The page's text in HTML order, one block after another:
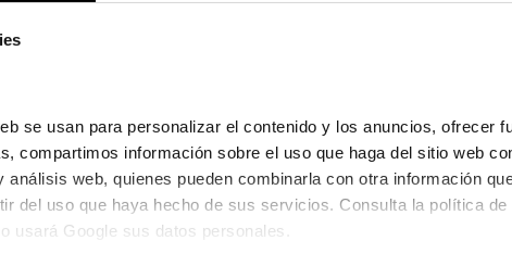
se usan para personalizar el contenido y los anuncios, ofrecer
compartimos información sobre el uso que haga del sitio web
análisis web, quienes pueden combinarla con otra información
usará Google sus datos personales.
más información, os podéis dirigir a cualquiera de nuestros más
centros
info@opticauniversitaria.com
Ver tienda más cercana